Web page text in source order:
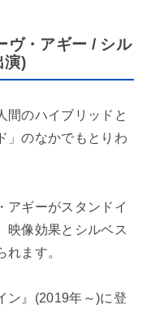
ヴ・アギー / シル
演)
間のハイブリッドと
」のなかでもとりわ
アギーがスタンドイ
映像効果とシルベス
ます。
ン』(2019年～)に登